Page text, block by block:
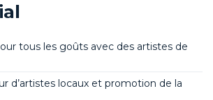
tous les goûts avec des artistes de
d’artistes locaux et promotion de la